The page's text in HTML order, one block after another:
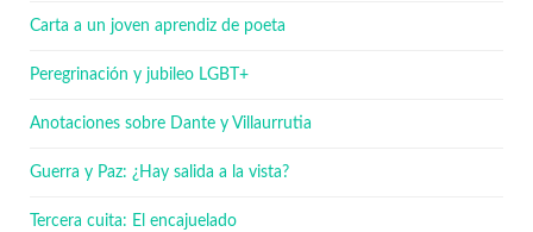
Carta a un joven aprendiz de poeta
Peregrinación y jubileo LGBT+
Anotaciones sobre Dante y Villaurrutia
Guerra y Paz: ¿Hay salida a la vista?
Tercera cuita: El encajuelado